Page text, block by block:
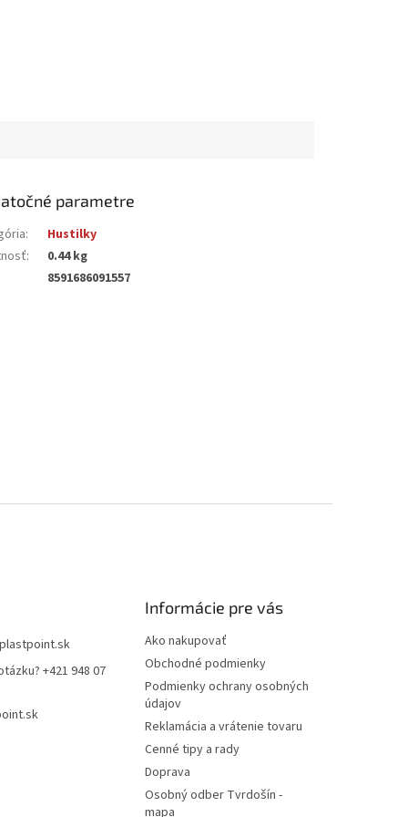
parametre
:
Hustilky
:
0.44 kg
8591686091557
plastpoint.sk
+421 948 07
Informácie pre vás
Ako nakupovať
Obchodné podmienky
Podmienky ochrany osobných
údajov
Reklamácia a vrátenie tovaru
Cenné tipy a rady
Doprava
Osobný odber Tvrdošín -
mapa